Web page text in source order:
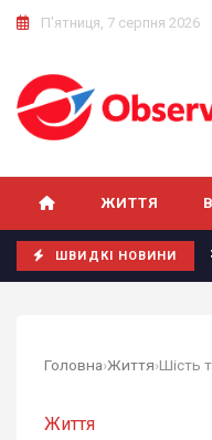
П'ятниця, 7 серпня 2026
ЖИТТЯ
ШВИДКІ НОВИНИ
- FT Жирна
Головна›Життя›
Життя